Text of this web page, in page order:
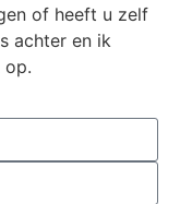
of heeft u zelf
achter en ik
op.